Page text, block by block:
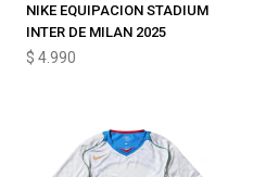
NIKE EQUIPACION STADIUM
INTER DE MILAN 2025
$ 4.990